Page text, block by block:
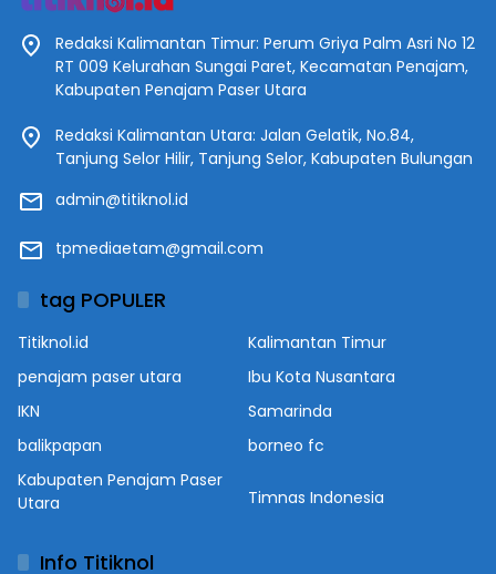
Redaksi Kalimantan Timur: Perum Griya Palm Asri No 12
RT 009 Kelurahan Sungai Paret, Kecamatan Penajam,
Kabupaten Penajam Paser Utara
Redaksi Kalimantan Utara: Jalan Gelatik, No.84,
Tanjung Selor Hilir, Tanjung Selor, Kabupaten Bulungan
admin@titiknol.id
tpmediaetam@gmail.com
tag POPULER
Titiknol.id
Kalimantan Timur
penajam paser utara
Ibu Kota Nusantara
IKN
Samarinda
balikpapan
borneo fc
Kabupaten Penajam Paser
Utara
Timnas Indonesia
Info Titiknol